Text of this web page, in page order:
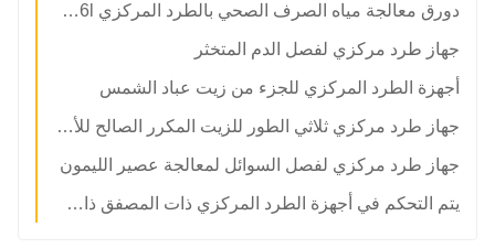
دورق معالجة مياه الصرف الصحي بالطرد المركزي ss316l لنشا الذرة والقمح
جهاز طرد مركزي لفصل الدم المتخثر
أجهزة الطرد المركزي للجزء من زيت عباد الشمس
جهاز طرد مركزي ثلاثي الطور للزيت المكرر الصالح للأكل
جهاز طرد مركزي لفصل السوائل لمعالجة عصير الليمون
يتم التحكم في أجهزة الطرد المركزي ذات المصفق ذات التشغيل المستمر والتي يتم التحكم فيها بواسطة PLC لفصل زيت السمك